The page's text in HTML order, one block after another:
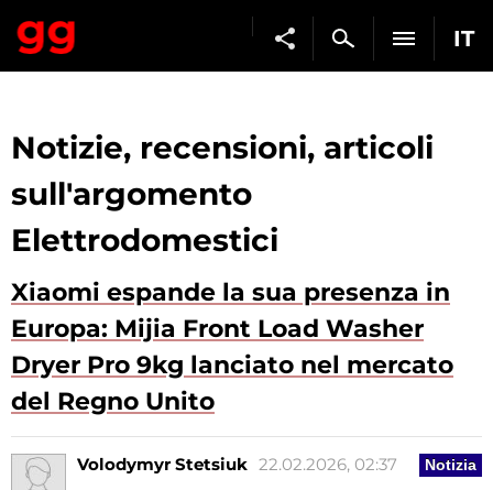
IT
Notizie, recensioni, articoli
sull'argomento
Elettrodomestici
Xiaomi espande la sua presenza in
Europa: Mijia Front Load Washer
Dryer Pro 9kg lanciato nel mercato
del Regno Unito
Notizia
Volodymyr Stetsiuk 22.02.2026, 02:37